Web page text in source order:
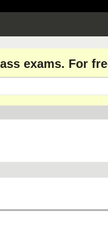
exams. For